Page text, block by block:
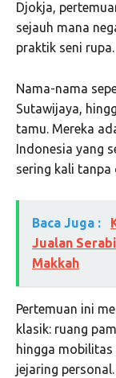
Djokja,
sejauh mana
praktik seni rupa.
Nama-nama
Sutawijaya,
tamu. Mereka
Indonesia yang
sering kali
Baca Juga :
Jualan
Makkah
Pertemuan ini
klasik: ruang
hingga mobilitas
jejaring